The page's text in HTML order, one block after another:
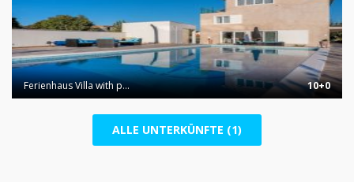
Ferienhaus Villa with p... 10+0
ALLE UNTERKÜNFTE (1)